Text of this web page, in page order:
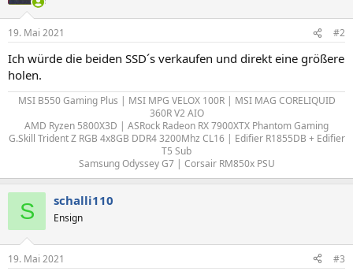
19. Mai 2021 #2
Ich würde die beiden SSD´s verkaufen und direkt eine größere
holen.
MSI B550 Gaming Plus | MSI MPG VELOX 100R | MSI MAG CORELIQUID
360R V2 AIO
AMD Ryzen 5800X3D | ASRock Radeon RX 7900XTX Phantom Gaming
G.Skill Trident Z RGB 4x8GB DDR4 3200Mhz CL16 | Edifier R1855DB + Edifier
T5 Sub
Samsung Odyssey G7 | Corsair RM850x PSU​
S schalli110
Ensign
19. Mai 2021 #3